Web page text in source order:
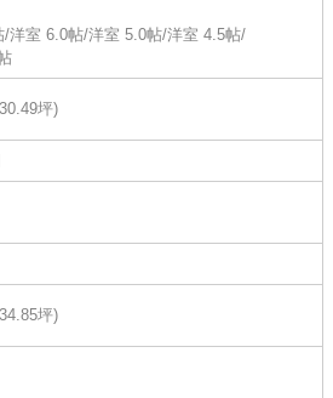
/洋室 6.0帖/洋室 5.0帖/洋室 4.5帖/
坪)
坪)